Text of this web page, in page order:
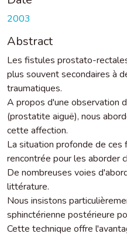
2003
Abstract
Les fistules prostato-
plus souvent secondaires à
traumatiques.
A propos d'une observation
(prostatite aiguë), nous
cette affection.
La situation profonde de
rencontrée pour les aborder
De nombreuses voies
littérature.
Nous insistons
sphinctérienne postérieure
Cette technique offre